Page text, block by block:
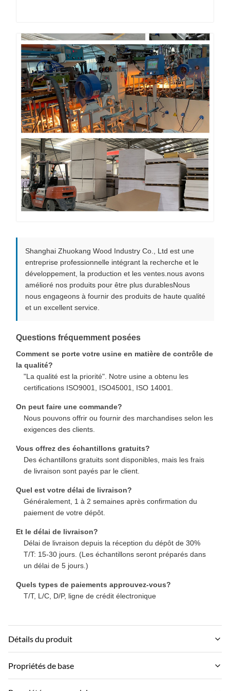
Shanghai Zhuokang Wood Industry Co., Ltd est une
entreprise professionnelle intégrant la recherche et le
développement, la production et les ventes.nous avons
amélioré nos produits pour être plus durablesNous
nous engageons à fournir des produits de haute qualité
et un excellent service.
Questions fréquemment posées
Comment se porte votre usine en matière de contrôle de
la qualité?
"La qualité est la priorité". Notre usine a obtenu les
certifications ISO9001, ISO45001, ISO 14001.
On peut faire une commande?
Nous pouvons offrir ou fournir des marchandises selon les
exigences des clients.
Vous offrez des échantillons gratuits?
Des échantillons gratuits sont disponibles, mais les frais
de livraison sont payés par le client.
Quel est votre délai de livraison?
Généralement, 1 à 2 semaines après confirmation du
paiement de votre dépôt.
Et le délai de livraison?
Délai de livraison depuis la réception du dépôt de 30%
T/T: 15-30 jours. (Les échantillons seront préparés dans
un délai de 5 jours.)
Quels types de paiements approuvez-vous?
T/T, L/C, D/P, ligne de crédit électronique
Détails du produit
Material:
Propriétés de base